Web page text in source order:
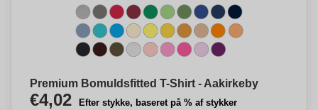
Premium Bomuldsfitted T-Shirt - Aakirkeby
€4,02 Efter stykke, baseret på % af stykker